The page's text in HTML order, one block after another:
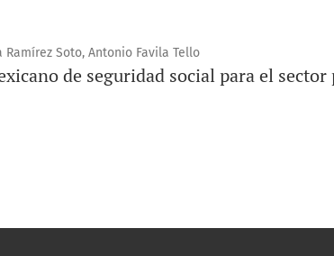
Ramírez Soto, Antonio Favila Tello
de seguridad social para el